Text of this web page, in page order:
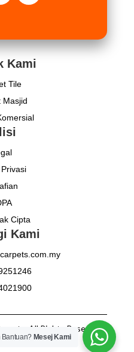
Kami
Tile
Masjid
Cipta
Kami
All Rights Reserved.
Bantuan? Mesej Kami